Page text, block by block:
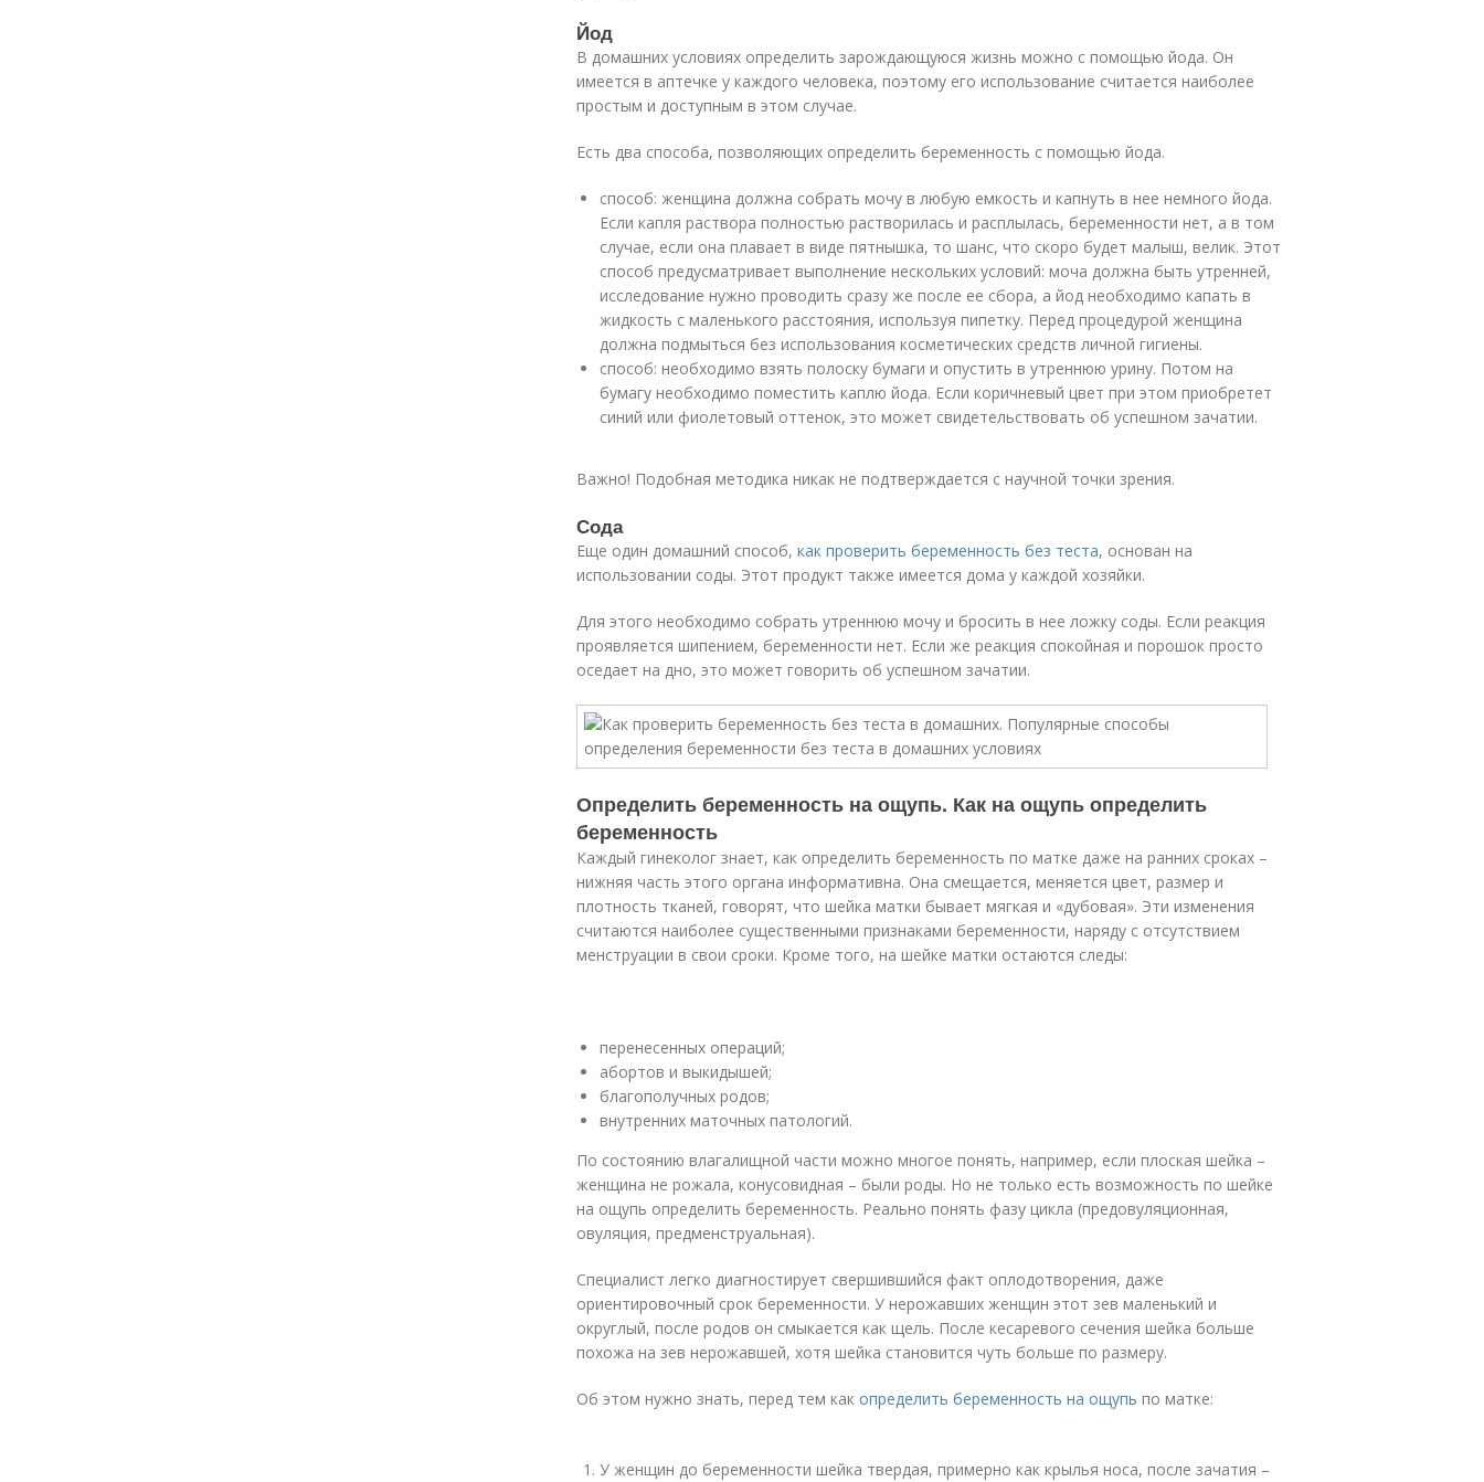
Йод
В домашних условиях определить зарождающуюся жизнь можно с помощью йода. Он
имеется в аптечке у каждого человека, поэтому его использование считается наиболее
простым и доступным в этом случае.
Есть два способа, позволяющих определить беременность с помощью йода.
способ: женщина должна собрать мочу в любую емкость и капнуть в нее немного йода.
Если капля раствора полностью растворилась и расплылась, беременности нет, а в том
случае, если она плавает в виде пятнышка, то шанс, что скоро будет малыш, велик. Этот
способ предусматривает выполнение нескольких условий: моча должна быть утренней,
исследование нужно проводить сразу же после ее сбора, а йод необходимо капать в
жидкость с маленького расстояния, используя пипетку. Перед процедурой женщина
должна подмыться без использования косметических средств личной гигиены.
способ: необходимо взять полоску бумаги и опустить в утреннюю урину. Потом на
бумагу необходимо поместить каплю йода. Если коричневый цвет при этом приобретет
синий или фиолетовый оттенок, это может свидетельствовать об успешном зачатии.
Важно! Подобная методика никак не подтверждается с научной точки зрения.
Сода
Еще один домашний способ, как проверить беременность без теста, основан на
использовании соды. Этот продукт также имеется дома у каждой хозяйки.
Для этого необходимо собрать утреннюю мочу и бросить в нее ложку соды. Если реакция
проявляется шипением, беременности нет. Если же реакция спокойная и порошок просто
оседает на дно, это может говорить об успешном зачатии.
Определить беременность на ощупь. Как на ощупь определить
беременность
Каждый гинеколог знает, как определить беременность по матке даже на ранних сроках –
нижняя часть этого органа информативна. Она смещается, меняется цвет, размер и
плотность тканей, говорят, что шейка матки бывает мягкая и «дубовая». Эти изменения
считаются наиболее существенными признаками беременности, наряду с отсутствием
менструации в свои сроки. Кроме того, на шейке матки остаются следы:
перенесенных операций;
абортов и выкидышей;
благополучных родов;
внутренних маточных патологий.
По состоянию влагалищной части можно многое понять, например, если плоская шейка –
женщина не рожала, конусовидная – были роды. Но не только есть возможность по шейке
на ощупь определить беременность. Реально понять фазу цикла (предовуляционная,
овуляция, предменструальная).
Специалист легко диагностирует свершившийся факт оплодотворения, даже
ориентировочный срок беременности. У нерожавших женщин этот зев маленький и
округлый, после родов он смыкается как щель. После кесаревого сечения шейка больше
похожа на зев нерожавшей, хотя шейка становится чуть больше по размеру.
Об этом нужно знать, перед тем как определить беременность на ощупь по матке:
У женщин до беременности шейка твердая, примерно как крылья носа, после зачатия –